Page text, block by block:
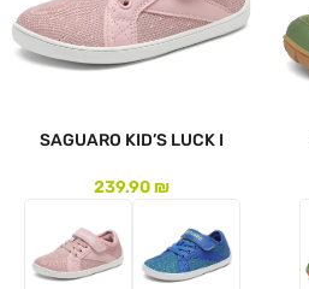
SAGUARO KID’S LUCK I
239.90₪